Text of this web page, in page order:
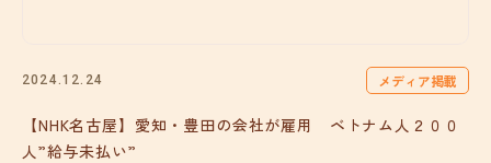
2024.12.24 メディア掲載
【NHK名古屋】愛知・豊田の会社が雇用 ベトナム人２００
人”給与未払い”